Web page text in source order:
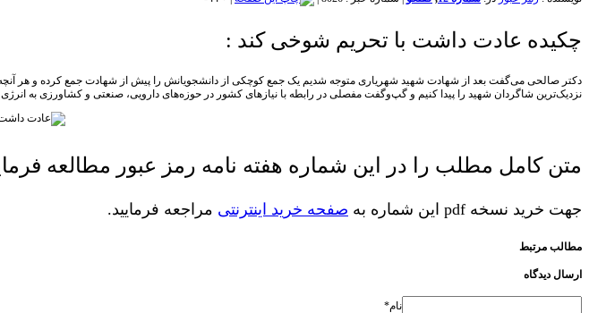
چکیده عادت داشت با تحریم شوخی کند :
دکتر صالحی می‌گفت بعد از شهادت شهید شهریاری متوجه شدیم یک جمع کوچکی از دانشجویانش را پیش از شهادت جمع کرده و هر آنچه
نزدیک‌ترین شاگردان شهید را پیدا کنیم و گپ‌و‌گفت مفصلی در رابطه با نیازهای کشور در حوزه‌های دارویی، صنعتی و کشاورزی به
متن کامل مطلب را در این شماره هفته نامه رمز عبور مطالعه
جهت خرید نسخه pdf این شماره به صفحه خرید اینترنتی مراجعه فرمایید.
مطالب مرتبط
ارسال دیدگاه
نام*